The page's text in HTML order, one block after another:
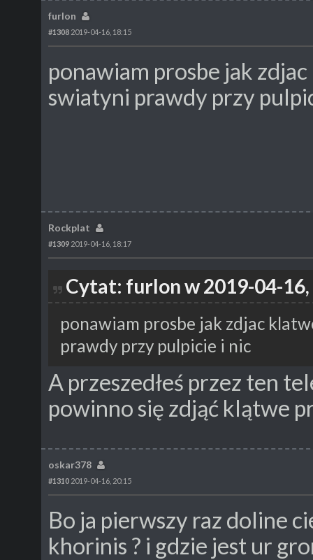
furlon
#1308 2019-04-16, 18:15
ponawiam prosbe jak
swiatyni prawdy przy
Rockplat
#1309 2019-04-16, 18:17
Cytat: furlon w 2019-04-
ponawiam prosbe jak zdjac
prawdy przy pulpicie i nic
A przeszedłeś przez ten
powinno się zdjąć klątwe
oskar378
#1310 2019-04-16, 20:15
Bo ja pierwszy raz doline
khorinis ? i gdzie jest ur